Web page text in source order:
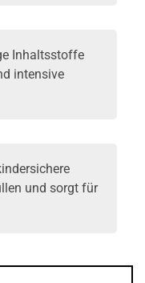
Inhaltsstoffe
intensive
und sorgt für